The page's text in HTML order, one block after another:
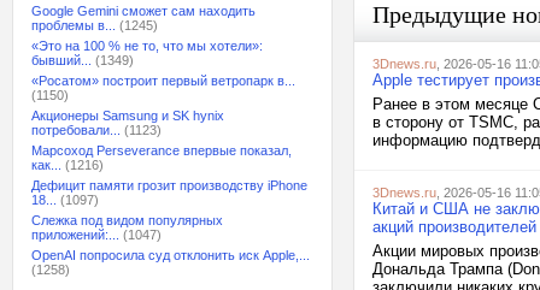
Google Gemini сможет сам находить
проблемы в...
(1245)
«Это на 100 % не то, что мы хотели»:
бывший...
(1349)
«Росатом» построит первый ветропарк в...
(1150)
Акционеры Samsung и SK hynix
потребовали...
(1123)
Марсоход Perseverance впервые показал,
как...
(1216)
Дефицит памяти грозит производству iPhone
18...
(1097)
Слежка под видом популярных
приложений:...
(1047)
OpenAI попросила суд отклонить иск Apple,...
(1258)
Предыдущие
3Dnews.ru , 2026-05-16
Apple тестирует
Ранее в этом месяце
в сторону от TSMC,
информацию
3Dnews.ru , 2026-05-16
Китай и США не
акций
Акции мировых
Дональда Трампа